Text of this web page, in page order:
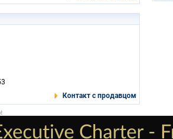
Контакт с продавцом